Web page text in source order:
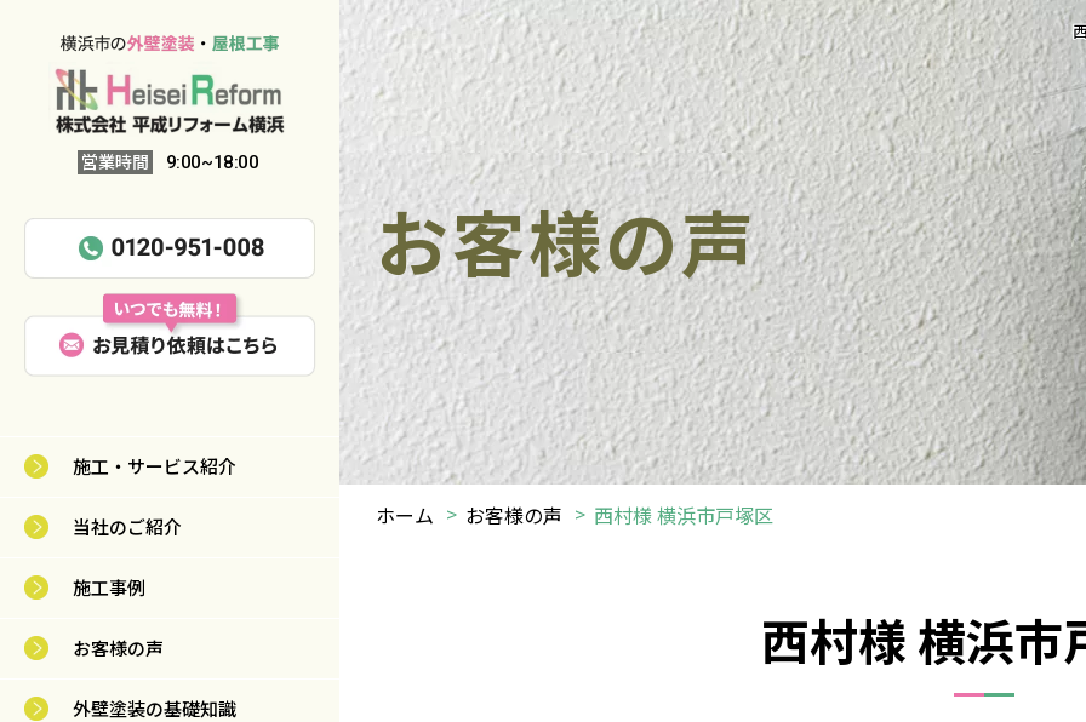
営業時間 9:00~18:00
施工・サービス紹介
当社のご紹介
施工事例
お客様の声
外壁塗装の基礎知識
お客様の声
ホーム お客様の声 西村様 横浜市戸塚区
西村様 横浜市